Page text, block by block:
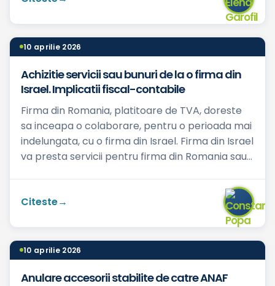
10 aprilie 2026
Achizitie servicii sau bunuri de la o firma din
Israel. Implicatii fiscal-contabile
Firma din Romania, platitoare de TVA, doreste
sa inceapa o colaborare, pentru o perioada mai
indelungata, cu o firma din Israel. Firma din Israel
va presta servicii pentru firma din Romania sau
Citeste
10 aprilie 2026
Anulare accesorii stabilite de catre ANAF